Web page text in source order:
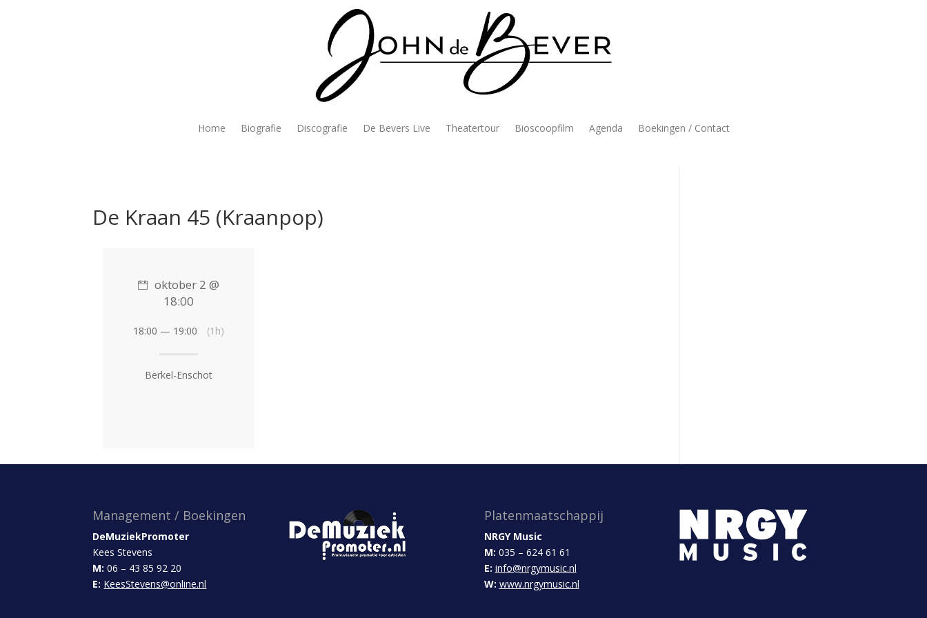
Home Biografie Discografie De Bevers Live Theatertour Bioscoopfilm Agenda Boekingen / Contact
De Kraan 45 (Kraanpop)
oktober 2 @
18:00
18:00 — 19:00 (1h)
Berkel-Enschot
Management / Boekingen
DeMuziekPromoter
Kees Stevens
M: 06 – 43 85 92 20
E: KeesStevens@online.nl
Platenmaatschappij
NRGY Music
M: 035 – 624 61 61
E: info@nrgymusic.nl
W: www.nrgymusic.nl